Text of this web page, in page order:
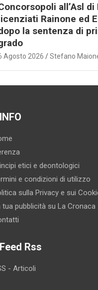
all’Asl di
Rainone ed
la sentenza di
Agosto 2026 Stefano
INFO
etici e deontologici
e condizioni di utilizzo
sulla Privacy e sui
tua pubblicità su La Cronaca
Feed Rss
- Articoli